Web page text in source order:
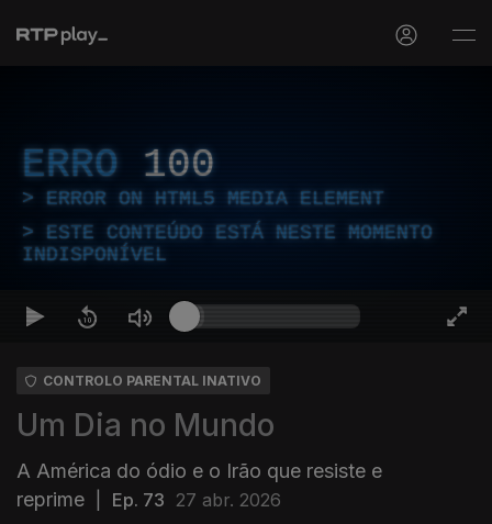
ERRO 100
ERROR ON HTML5 MEDIA ELEMENT
ESTE CONTEÚDO ESTÁ NESTE MOMENTO
INDISPONÍVEL
CONTROLO PARENTAL INATIVO
Um Dia no Mundo
A América do ódio e o Irão que resiste e
reprime
Ep. 73 27 abr. 2026